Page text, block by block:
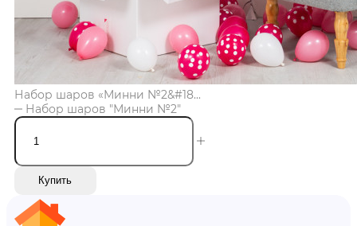
Набор шаров «Минни №2&#18...
Набор шаров "Минни №2"
Купить